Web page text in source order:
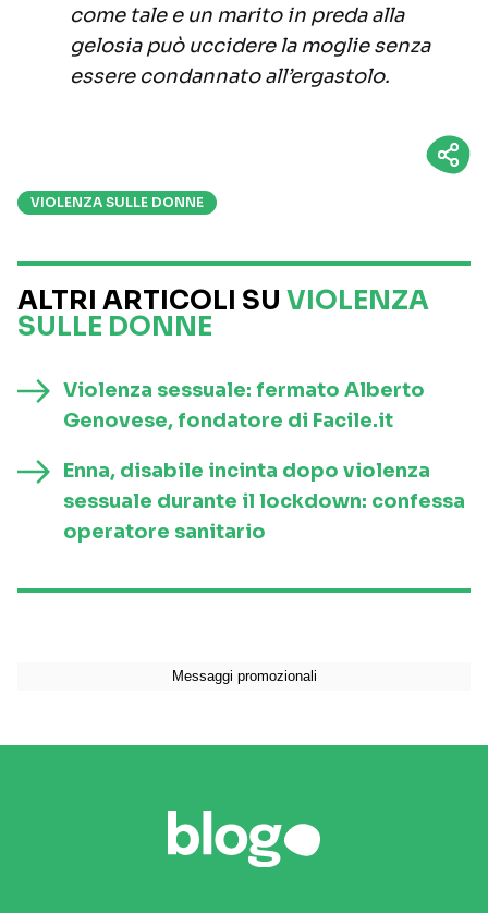
come tale e un marito in preda alla
gelosia può uccidere la moglie senza
essere condannato all’ergastolo.
VIOLENZA SULLE DONNE
ALTRI ARTICOLI SU VIOLENZA
SULLE DONNE
Violenza sessuale: fermato Alberto
Genovese, fondatore di Facile.it
Enna, disabile incinta dopo violenza
sessuale durante il lockdown: confessa
operatore sanitario